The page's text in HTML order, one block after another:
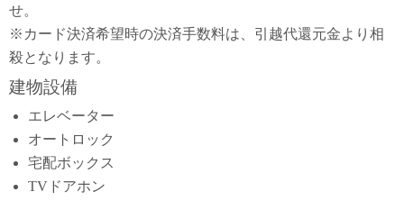
せ。
※カード決済希望時の決済手数料は、引越代還元金より相
殺となります。
建物設備
エレベーター
オートロック
宅配ボックス
TVドアホン